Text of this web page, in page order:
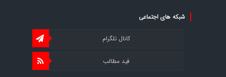
شبکه های اجتماعی
کانال تلگرام
فید مطالب